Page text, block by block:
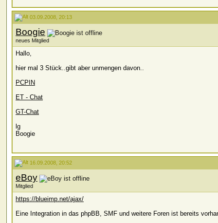
03.09.2008, 20:13
Boogie
neues Mitglied
Hallo,
hier mal 3 Stück..gibt aber unmengen davon..
PCPIN
ET - Chat
GT-Chat
lg
Boogie
16.09.2008, 20:52
eBoy
Mitglied
https://blueimp.net/ajax/
Eine Integration in das phpBB, SMF und weitere Foren ist bereits